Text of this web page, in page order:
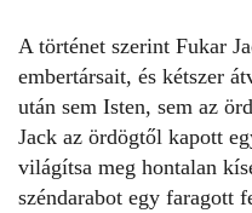
A történet szerint Fukar
embertársait, és kétszer
után sem Isten, sem az
Jack az ördögtől kapott
világítsa meg hontalan
széndarabot egy faragott